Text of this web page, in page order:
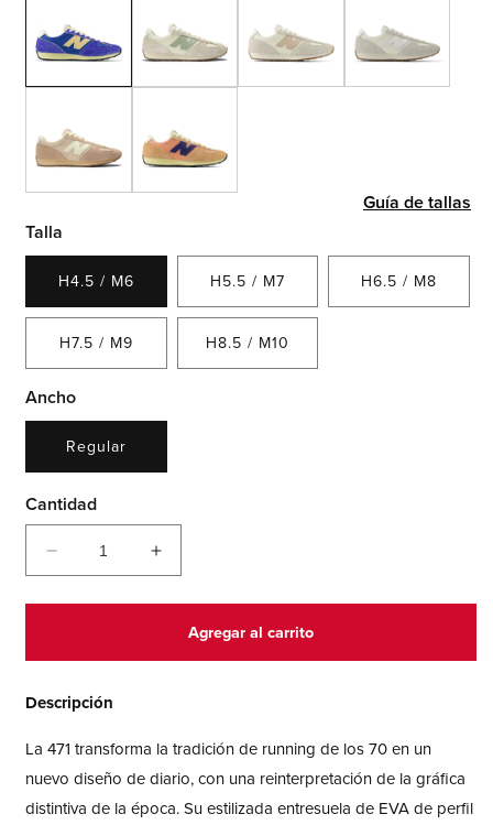
Talla
H4.5 / M6 H5.5 / M7 H6.5 / M8
H7.5 / M9 H8.5 / M10
Guía de tallas
Ancho
Regular
Cantidad
Reducir
cantidad
para
Aumentar
cantidad
para
Agregar al carrito
Descripción
La 471 transforma la tradición de running de los 70 en un
nuevo diseño de diario, con una reinterpretación de la gráfica
distintiva de la época. Su estilizada entresuela de EVA de perfil